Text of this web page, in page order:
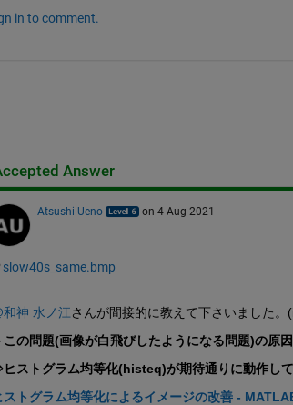
in to comment.
Answer
Atsushi Ueno on 4 Aug 2021
slow40s_same.bmp
和神 水ノ江さんが間接的に教えて下さいました
この問題(画像が白飛びしたようになる問題)の原
ストグラム均等化(histeq)が期待通りに動作して
ストグラム均等化によるイメージの改善 -